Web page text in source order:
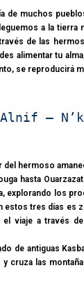
de muchos
a la tierra
de las
alimentar tu
se reproducirá
–
hermoso
hasta
explorando los
estos tres días es
viaje a través
de antiguas
cruza las